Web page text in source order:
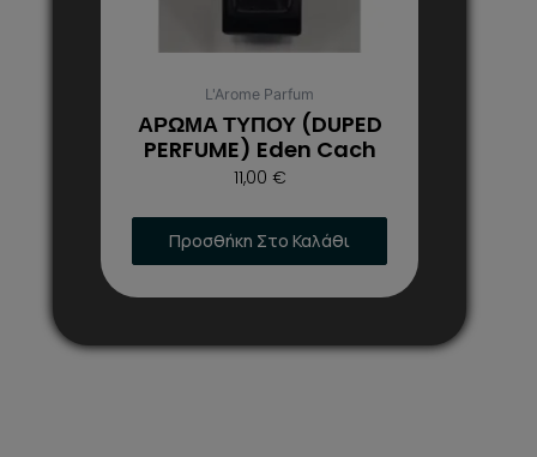
L'Arome Parfum
ΑΡΩΜΑ ΤΥΠΟΥ (DUPED
PERFUME) Eden Cach
11,00 €
Προσθήκη Στο Καλάθι
να
επιλεγούν
στη
σελίδα
του
προϊόντος